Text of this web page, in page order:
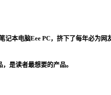
本电脑Eee PC，挤下了每年必为网
是读者最想要的产品。